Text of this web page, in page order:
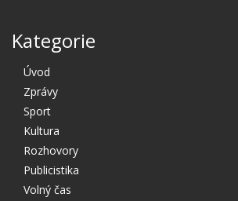
Kategorie
Úvod
Zprávy
Sport
Kultura
Rozhovory
Publicistika
Volný čas